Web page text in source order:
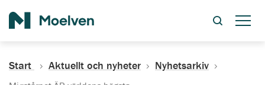
Start Aktuellt och nyheter Nyhetsarkiv